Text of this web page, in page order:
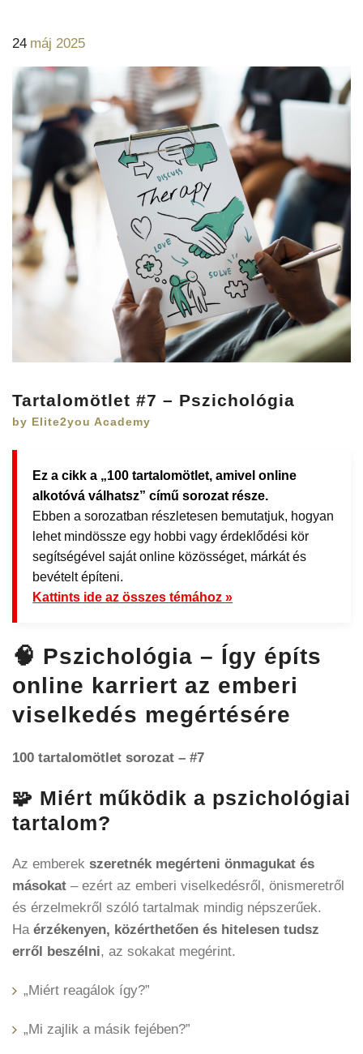
24 máj 2025
Tartalomötlet #7 – Pszichológia
by Elite2you Academy
Ez a cikk a „100 tartalomötlet, amivel online
alkotóvá válhatsz” című sorozat része.
Ebben a sorozatban részletesen bemutatjuk, hogyan
lehet mindössze egy hobbi vagy érdeklődési kör
segítségével saját online közösséget, márkát és
bevételt építeni.
Kattints ide az összes témához »
🧠 Pszichológia – Így építs
online karriert az emberi
viselkedés megértésére
100 tartalomötlet sorozat – #7
🧩 Miért működik a pszichológiai
tartalom?
Az emberek szeretnék megérteni önmagukat és
másokat – ezért az emberi viselkedésről, önismeretről
és érzelmekről szóló tartalmak mindig népszerűek.
Ha érzékenyen, közérthetően és hitelesen tudsz
erről beszélni, az sokakat megérint.
„Miért reagálok így?”
„Mi zajlik a másik fejében?”